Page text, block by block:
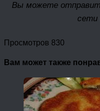
Вы можете
сети
Просмотров 830
Вам может также